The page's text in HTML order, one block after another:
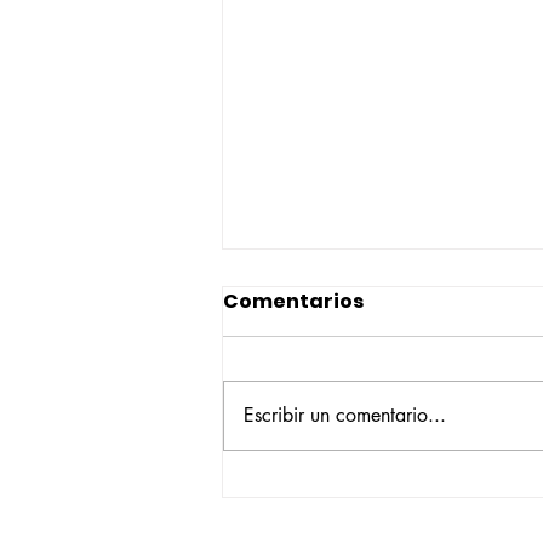
Comentarios
Escribir un comentario...